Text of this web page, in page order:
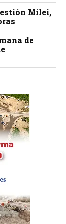
Milei,
de